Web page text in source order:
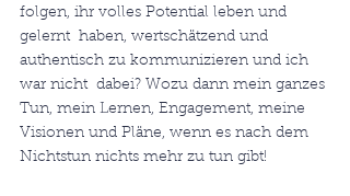
folgen, ihr volles Potential leben und
gelernt  haben, wertschätzend und
authentisch zu kommunizieren und ich
war nicht  dabei? Wozu dann mein ganzes
Tun, mein Lernen, Engagement, meine
Visionen und Pläne, wenn es nach dem
Nichtstun nichts mehr zu tun gibt!